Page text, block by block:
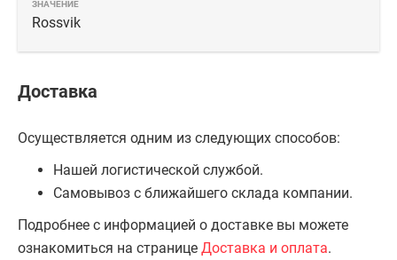
Rossvik
Доставка
Осуществляется одним из следующих способов:
Нашей логистической службой.
Самовывоз с ближайшего склада компании.
Подробнее с информацией о доставке вы можете
ознакомиться на странице Доставка и оплата.